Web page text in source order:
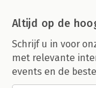
Altijd op de
Schrijf u in voor
met relevante
events en de